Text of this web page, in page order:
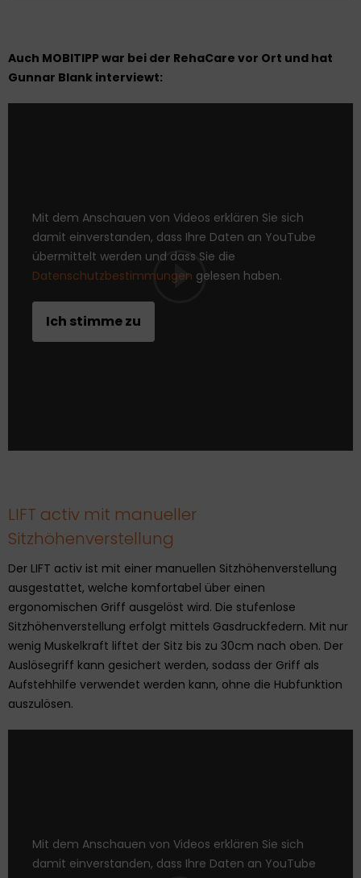
Auch MOBITIPP war bei der RehaCare vor Ort und hat
Gunnar Blank interviewt:
Mit dem Anschauen von Videos erklären Sie sich
damit einverstanden, dass Ihre Daten an YouTube
übermittelt werden und dass Sie die
Datenschutzbestimmungen gelesen haben.
LIFT activ mit manueller
Sitzhöhenverstellung
Der LIFT activ ist mit einer manuellen Sitzhöhenverstellung
ausgestattet, welche komfortabel über einen
ergonomischen Griff ausgelöst wird. Die stufenlose
Sitzhöhenverstellung erfolgt mittels Gasdruckfedern. Mit nur
wenig Muskelkraft liftet der Sitz bis zu 30cm nach oben. Der
Auslösegriff kann gesichert werden, sodass der Griff als
Aufstehhilfe verwendet werden kann, ohne die Hubfunktion
auszulösen.
Mit dem Anschauen von Videos erklären Sie sich
damit einverstanden, dass Ihre Daten an YouTube